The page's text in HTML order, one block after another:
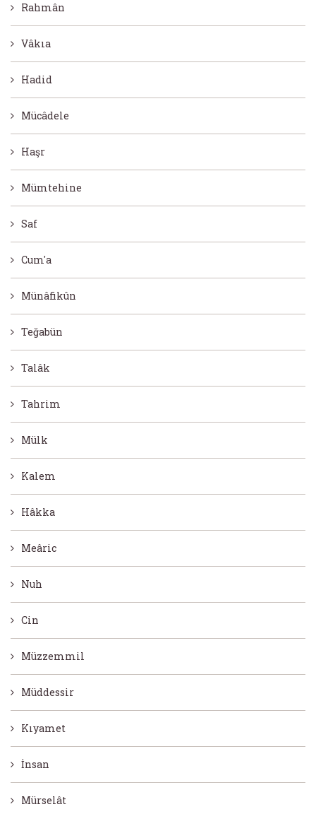
Rahmân
Vâkıa
Hadid
Mücâdele
Haşr
Mümtehine
Saf
Cum'a
Münâfikûn
Teğabün
Talâk
Tahrim
Mülk
Kalem
Hâkka
Meâric
Nuh
Cin
Müzzemmil
Müddessir
Kıyamet
İnsan
Mürselât